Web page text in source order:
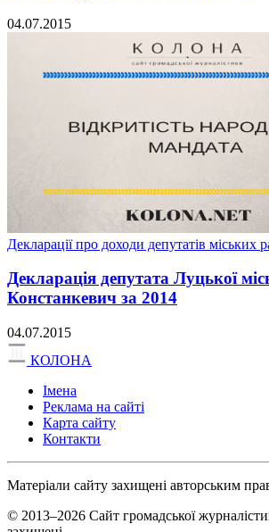
04.07.2015
Декларації про доходи депутатів міських
Декларація депутата Луцької
Констанкевич за 2014
04.07.2015
КОЛОНА
Імена
Реклама на сайті
Карта сайту
Контакти
Матеріали сайту захищені авторським
© 2013–2026 Сайт громадської